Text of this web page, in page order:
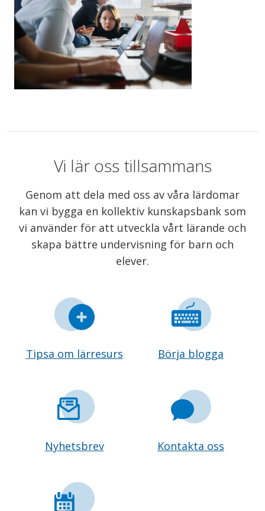
Vi lär oss tillsammans
Genom att dela med oss av våra lärdomar
kan vi bygga en kollektiv kunskapsbank som
vi använder för att utveckla vårt lärande och
skapa bättre undervisning för barn och
elever.
Tipsa om lärresurs Börja blogga
Nyhetsbrev Kontakta oss